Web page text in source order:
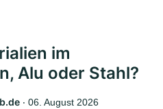
im
Alu oder Stahl?
‧ 06. August 2026